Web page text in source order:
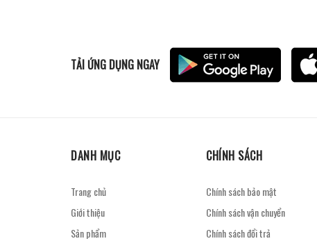
TẢI ỨNG DỤNG NGAY
DANH MỤC
Trang chủ
Giới thiệu
Sản phẩm
CHÍNH SÁCH
Chính sách bảo mật
Chính sách vận chuyển
Chính sách đổi trả